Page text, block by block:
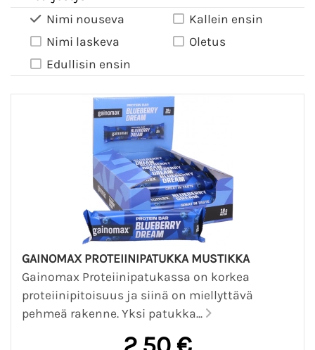
Nimi nouseva
Nimi laskeva
Edullisin ensin
Kallein ensin
Oletus
GAINOMAX PROTEIINIPATUKKA MUSTIKKA
Gainomax Proteiinipatukassa on korkea
proteiinipitoisuus ja siinä on miellyttävä
pehmeä rakenne. Yksi patukka...